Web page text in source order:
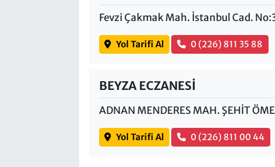
Fevzi Çakmak Mah. İstanbul Cad.
Yol Tarifi Al 0 (226) 811 35 88
BEYZA ECZANESİ
ADNAN MENDERES MAH. ŞEHİT
Yol Tarifi Al 0 (226) 811 00 44